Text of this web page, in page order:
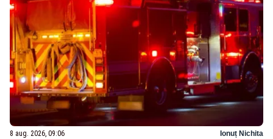
8 aug. 2026, 09:06 Ionuț Nichita